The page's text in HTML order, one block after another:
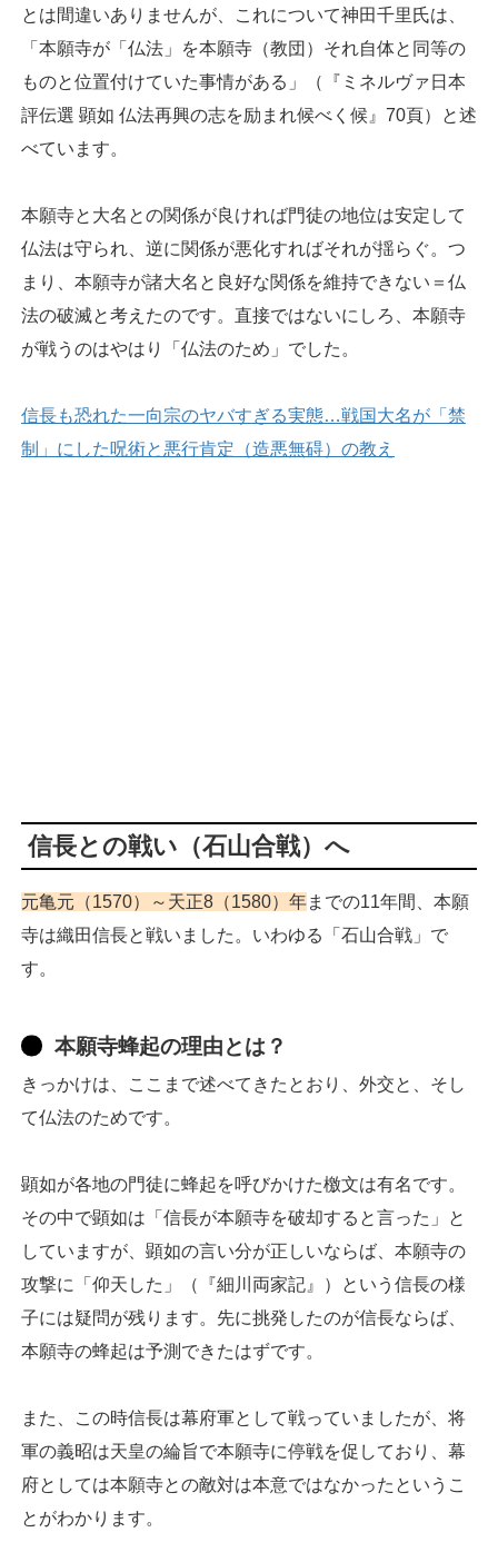
とは間違いありませんが、これについて神田千里氏は、
「本願寺が「仏法」を本願寺（教団）それ自体と同等の
ものと位置付けていた事情がある」（『ミネルヴァ日本
評伝選 顕如 仏法再興の志を励まれ候べく候』70頁）と述
べています。
本願寺と大名との関係が良ければ門徒の地位は安定して
仏法は守られ、逆に関係が悪化すればそれが揺らぐ。つ
まり、本願寺が諸大名と良好な関係を維持できない＝仏
法の破滅と考えたのです。直接ではないにしろ、本願寺
が戦うのはやはり「仏法のため」でした。
信長も恐れた一向宗のヤバすぎる実態…戦国大名が「禁
制」にした呪術と悪行肯定（造悪無碍）の教え
信長との戦い（石山合戦）へ
元亀元（1570）～天正8（1580）年までの11年間、本願
寺は織田信長と戦いました。いわゆる「石山合戦」で
す。
本願寺蜂起の理由とは？
きっかけは、ここまで述べてきたとおり、外交と、そし
て仏法のためです。
顕如が各地の門徒に蜂起を呼びかけた檄文は有名です。
その中で顕如は「信長が本願寺を破却すると言った」と
していますが、顕如の言い分が正しいならば、本願寺の
攻撃に「仰天した」（『細川両家記』）という信長の様
子には疑問が残ります。先に挑発したのが信長ならば、
本願寺の蜂起は予測できたはずです。
また、この時信長は幕府軍として戦っていましたが、将
軍の義昭は天皇の綸旨で本願寺に停戦を促しており、幕
府としては本願寺との敵対は本意ではなかったというこ
とがわかります。